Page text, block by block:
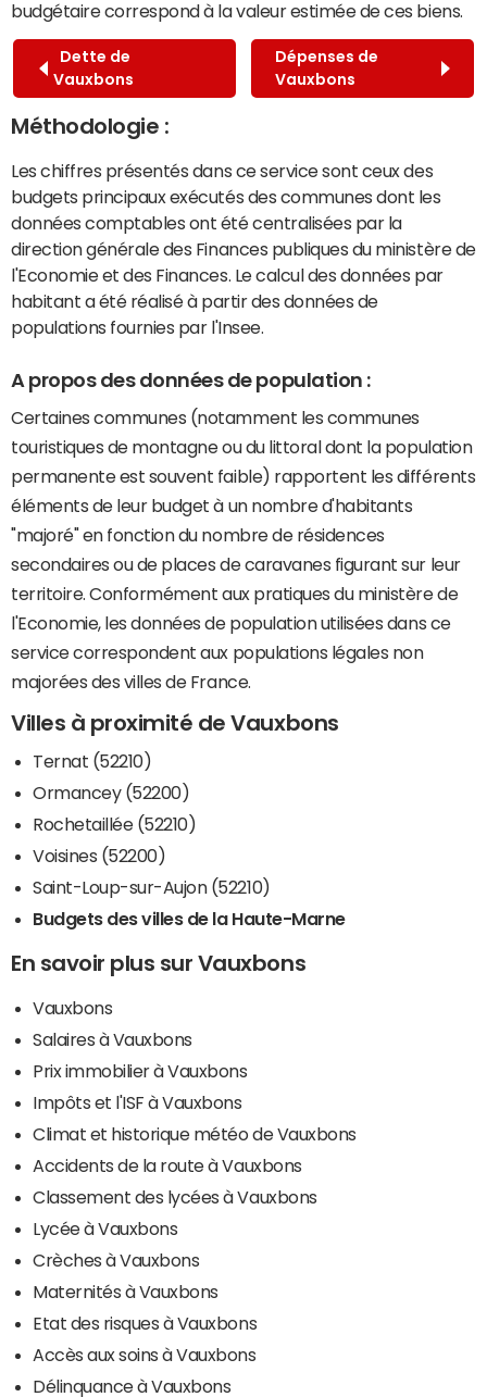
budgétaire correspond à la valeur estimée de ces biens.
Dette de
Vauxbons
Dépenses de
Vauxbons
Méthodologie :
Les chiffres présentés dans ce service sont ceux des
budgets principaux exécutés des communes dont les
données comptables ont été centralisées par la
direction générale des Finances publiques du ministère de
l'Economie et des Finances. Le calcul des données par
habitant a été réalisé à partir des données de
populations fournies par l'Insee.
A propos des données de population :
Certaines communes (notamment les communes
touristiques de montagne ou du littoral dont la population
permanente est souvent faible) rapportent les différents
éléments de leur budget à un nombre d'habitants
"majoré" en fonction du nombre de résidences
secondaires ou de places de caravanes figurant sur leur
territoire. Conformément aux pratiques du ministère de
l'Economie, les données de population utilisées dans ce
service correspondent aux populations légales non
majorées des villes de France.
Villes à proximité de Vauxbons
Ternat (52210)
Ormancey (52200)
Rochetaillée (52210)
Voisines (52200)
Saint-Loup-sur-Aujon (52210)
Budgets des villes de la Haute-Marne
En savoir plus sur Vauxbons
Vauxbons
Salaires à Vauxbons
Prix immobilier à Vauxbons
Impôts et l'ISF à Vauxbons
Climat et historique météo de Vauxbons
Accidents de la route à Vauxbons
Classement des lycées à Vauxbons
Lycée à Vauxbons
Crèches à Vauxbons
Maternités à Vauxbons
Etat des risques à Vauxbons
Accès aux soins à Vauxbons
Délinquance à Vauxbons